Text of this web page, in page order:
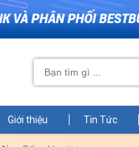
Giới thiệu Tin Tức